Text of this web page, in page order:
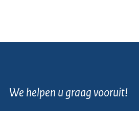
We helpen u graag vooruit!